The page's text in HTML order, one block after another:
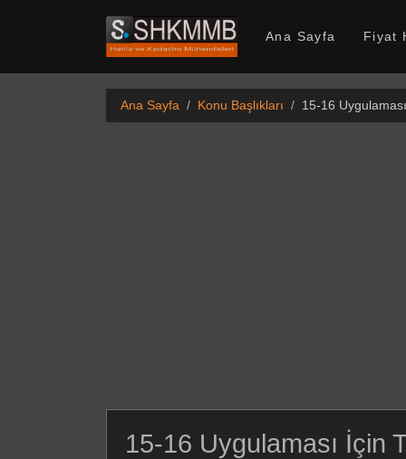
SHKMMB
Ana Sayfa Fiyat
Ana Sayfa Konu Başlıkları 15-16
15-16 Uygulaması İçin